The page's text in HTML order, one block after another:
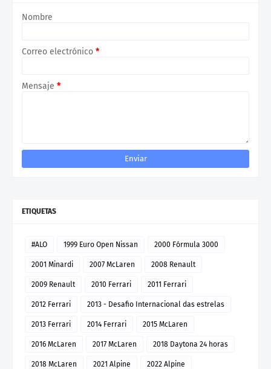
Nombre
Correo electrónico *
Mensaje *
ETIQUETAS
#ALO 1999 Euro Open Nissan 2000 Fórmula 3000
2001 Minardi 2007 McLaren 2008 Renault
2009 Renault 2010 Ferrari 2011 Ferrari
2012 Ferrari 2013 - Desafio Internacional das estrelas
2013 Ferrari 2014 Ferrari 2015 McLaren
2016 McLaren 2017 McLaren 2018 Daytona 24 horas
2018 McLaren 2021 Alpine 2022 Alpine